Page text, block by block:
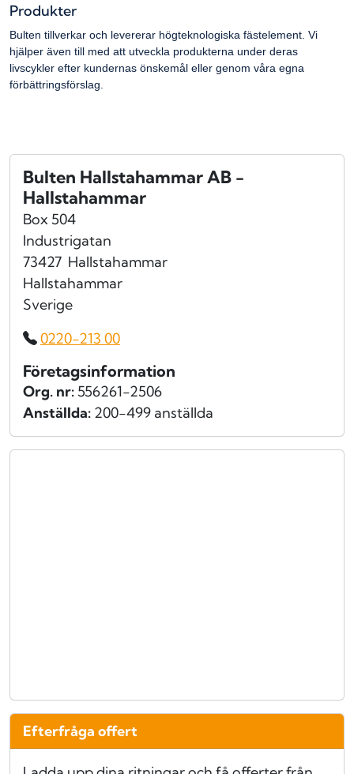
Produkter
Bulten tillverkar och levererar högteknologiska fästelement. Vi
hjälper även till med att utveckla produkterna under deras
livscykler efter kundernas önskemål eller genom våra egna
förbättringsförslag.
Bulten Hallstahammar AB -
Hallstahammar
Box 504
Industrigatan
73427 Hallstahammar
Hallstahammar
Sverige
0220-213 00
Företagsinformation
Org. nr: 556261-2506
Anställda: 200-499 anställda
Efterfråga offert